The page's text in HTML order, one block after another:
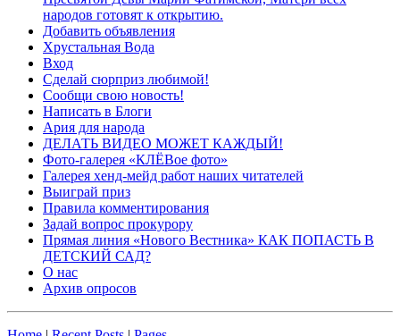
народов готовят к открытию.
Добавить объявления
Хрустальная Вода
Вход
Сделай сюрприз любимой!
Сообщи свою новость!
Написать в Блоги
Ария для народа
ДЕЛАТЬ ВИДЕО МОЖЕТ КАЖДЫЙ!
Фото-галерея «КЛЁВое фото»
Галерея хенд-мейд работ наших читателей
Выиграй приз
Правила комментирования
Задай вопрос прокурору
Прямая линия «Нового Вестника» КАК ПОПАСТЬ В
ДЕТСКИЙ САД?
О нас
Архив опросов